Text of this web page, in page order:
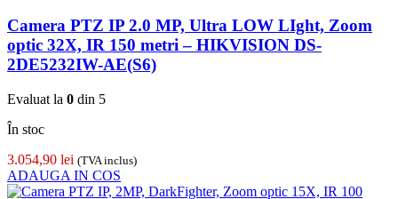
Camera PTZ IP 2.0 MP, Ultra LOW LIght, Zoom
optic 32X, IR 150 metri – HIKVISION DS-
2DE5232IW-AE(S6)
Evaluat la 0 din 5
În stoc
3.054,90 lei (TVA inclus)
ADAUGA IN COS